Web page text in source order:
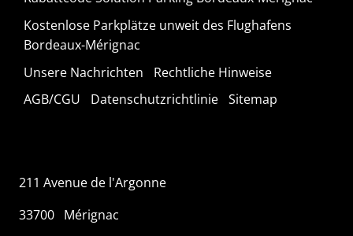
Kostenlose Parkplätze unweit des Flughafens
Bordeaux-Mérignac
Unsere Nachrichten
Rechtliche Hinweise
AGB/CGU
Datenschutzrichtlinie Sitemap
211 Avenue de l'Argonne
33700 Mérignac